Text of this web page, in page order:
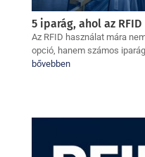
5 iparág, ahol az
Az RFID használat mára
opció, hanem számos
bővebben